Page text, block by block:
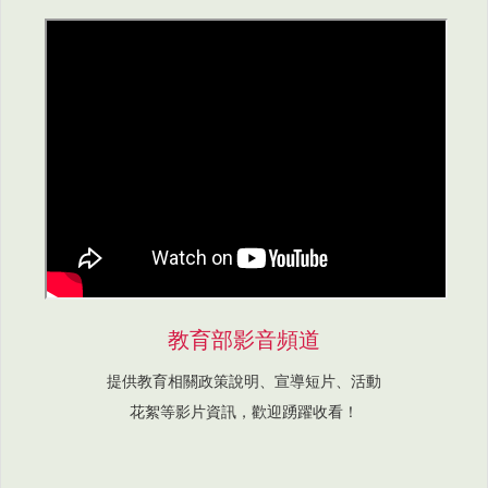
教育部影音頻道
提供教育相關政策說明、宣導短片、活動
花絮等影片資訊，歡迎踴躍收看！